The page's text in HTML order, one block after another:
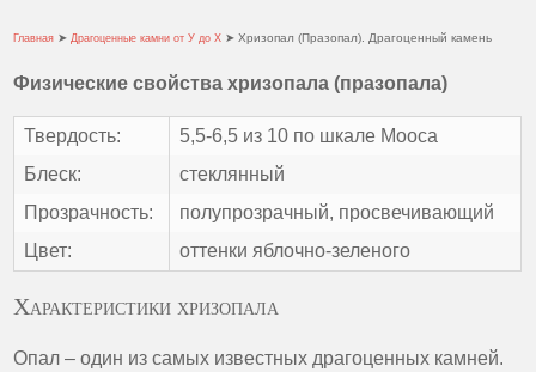
Главная ➤ Драгоценные камни от У до Х ➤ Хризопал (Празопал). Драгоценный камень
Физические свойства хризопала (празопала)
Твердость:
5,5-6,5 из 10 по шкале Мооса
Блеск:
стеклянный
Прозрачность:
полупрозрачный, просвечивающий
Цвет:
оттенки яблочно-зеленого
Характеристики хризопала
Опал – один из самых известных драгоценных камней.